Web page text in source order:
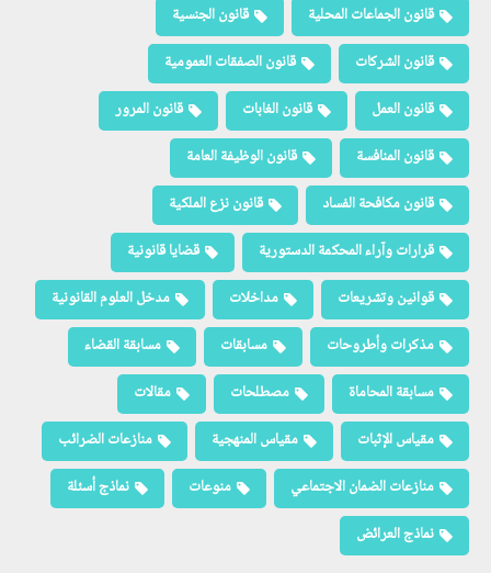
قانون الجماعات المحلية
قانون الجنسية
قانون الشركات
قانون الصفقات العمومية
قانون العمل
قانون الغابات
قانون المرور
قانون المنافسة
قانون الوظيفة العامة
قانون مكافحة الفساد
قانون نزع الملكية
قرارات وآراء المحكمة الدستورية
قضايا قانونية
قوانين وتشريعات
مداخلات
مدخل العلوم القانونية
مذكرات وأطروحات
مسابقات
مسابقة القضاء
مسابقة المحاماة
مصطلحات
مقالات
مقياس الإثبات
مقياس المنهجية
منازعات الضرائب
منازعات الضمان الاجتماعي
منوعات
نماذج أسئلة
نماذج العرائض